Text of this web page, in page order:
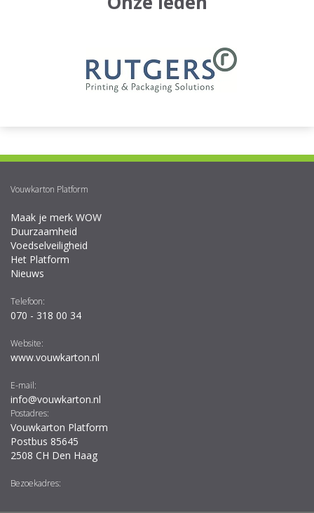
Vouwkarton Platform
Maak je merk WOW
Duurzaamheid
Voedselveiligheid
Het Platform
Nieuws
Telefoon:
070 - 318 00 34
Website:
www.vouwkarton.nl
E-mail:
info@vouwkarton.nl
Postadres:
Vouwkarton Platform
Postbus 85645
2508 CH Den Haag
Bezoekadres: